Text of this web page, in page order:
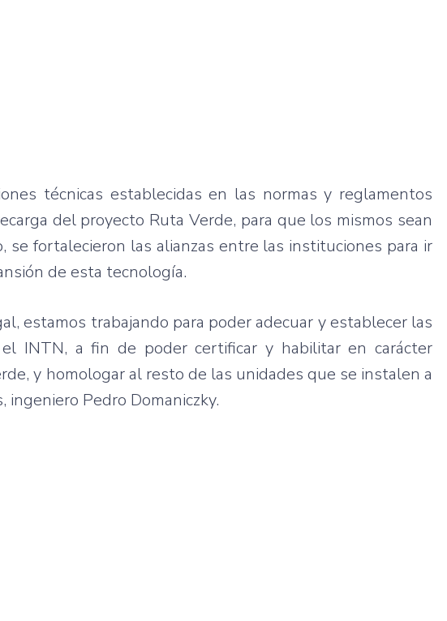
técnicas establecidas en las normas y reglamentos
del proyecto Ruta Verde, para que los mismos sean
fortalecieron las alianzas entre las instituciones para ir
de esta tecnología.
estamos trabajando para poder adecuar y establecer las
INTN, a fin de poder certificar y habilitar en carácter
y homologar al resto de las unidades que se instalen a
ingeniero Pedro Domaniczky.